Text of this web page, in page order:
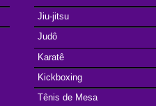
Jiu-jitsu
Judô
Karatê
Kickboxing
Tênis de Mesa